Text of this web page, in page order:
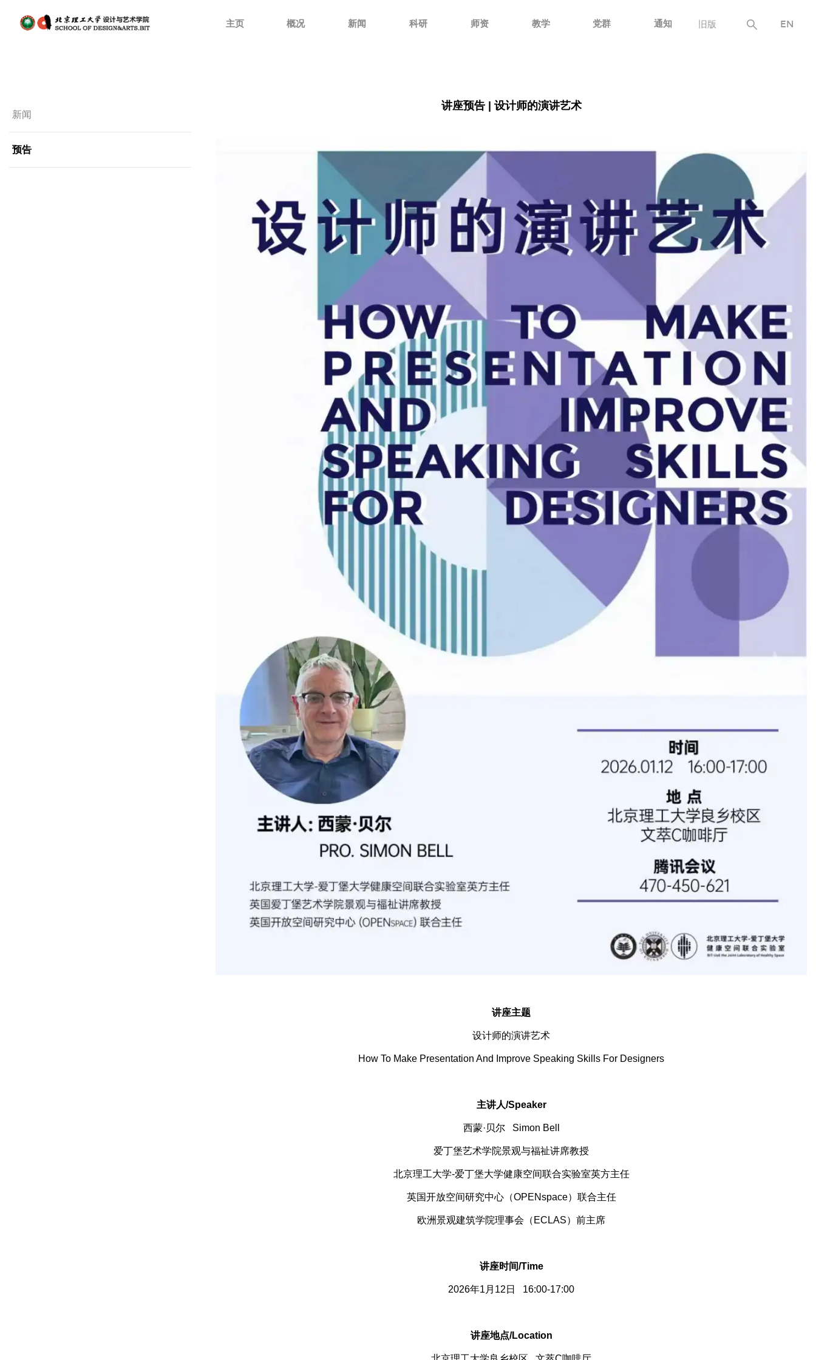
主页 概况 新闻 科研 师资 教学 党群 通知 旧版 EN
新闻
预告
讲座预告 | 设计师的演讲艺术
讲座主题
设计师的演讲艺术
How To Make Presentation And Improve Speaking Skills For Designers
主讲人/Speaker
西蒙·贝尔 Simon Bell
爱丁堡艺术学院景观与福祉讲席教授
北京理工大学-爱丁堡大学健康空间联合实验室英方主任
英国开放空间研究中心（OPENspace）联合主任
欧洲景观建筑学院理事会（ECLAS）前主席
讲座时间/Time
2026年1月12日 16:00-17:00
讲座地点/Location